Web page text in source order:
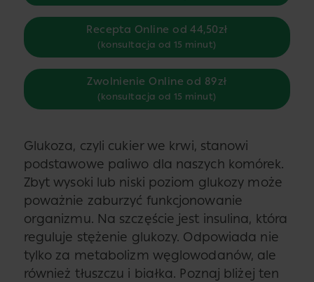
Recepta Online od 44,50zł
(konsultacja od 15 minut)
Zwolnienie Online od 89zł
(konsultacja od 15 minut)
Glukoza, czyli cukier we krwi, stanowi
podstawowe paliwo dla naszych komórek.
Zbyt wysoki lub niski poziom glukozy może
poważnie zaburzyć funkcjonowanie
organizmu. Na szczęście jest insulina, która
reguluje stężenie glukozy. Odpowiada nie
tylko za metabolizm węglowodanów, ale
również tłuszczu i białka. Poznaj bliżej ten